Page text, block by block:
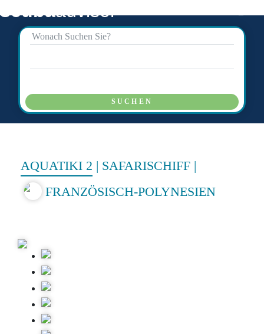
scubaadvisor
SUCHEN
AQUATIKI 2 | SAFARISCHIFF |
FRANZÖSISCH-POLYNESIEN